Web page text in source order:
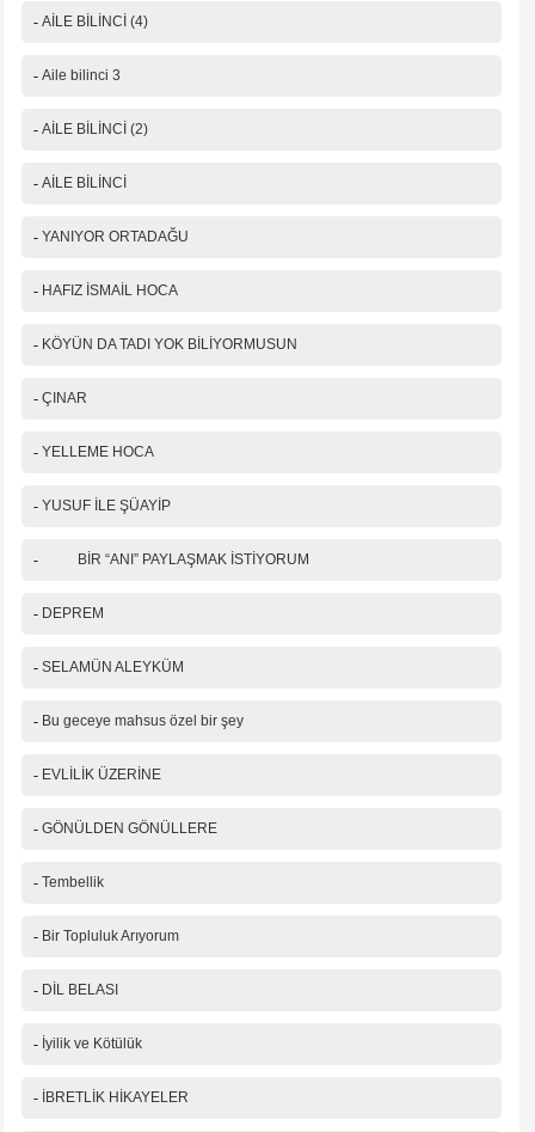
- AİLE BİLİNCİ (4)
- Aile bilinci 3
- AİLE BİLİNCİ (2)
- AİLE BİLİNCİ
- YANIYOR ORTADAĞU
- HAFIZ İSMAİL HOCA
- KÖYÜN DA TADI YOK BİLİYORMUSUN
- ÇINAR
- YELLEME HOCA
- YUSUF İLE ŞÜAYİP
- BİR “ANI” PAYLAŞMAK İSTİYORUM
- DEPREM
- SELAMÜN ALEYKÜM
- Bu geceye mahsus özel bir şey
- EVLİLİK ÜZERİNE
- GÖNÜLDEN GÖNÜLLERE
- Tembellik
- Bir Topluluk Arıyorum
- DİL BELASI
- İyilik ve Kötülük
- İBRETLİK HİKAYELER